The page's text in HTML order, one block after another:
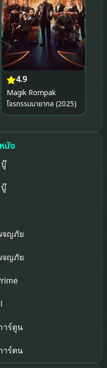
4.9
Magik Rompak
โจรกรรมมายากล (2025)
นัง
จญภัย
จญภัย
าร์ตูน
าร์ตูน